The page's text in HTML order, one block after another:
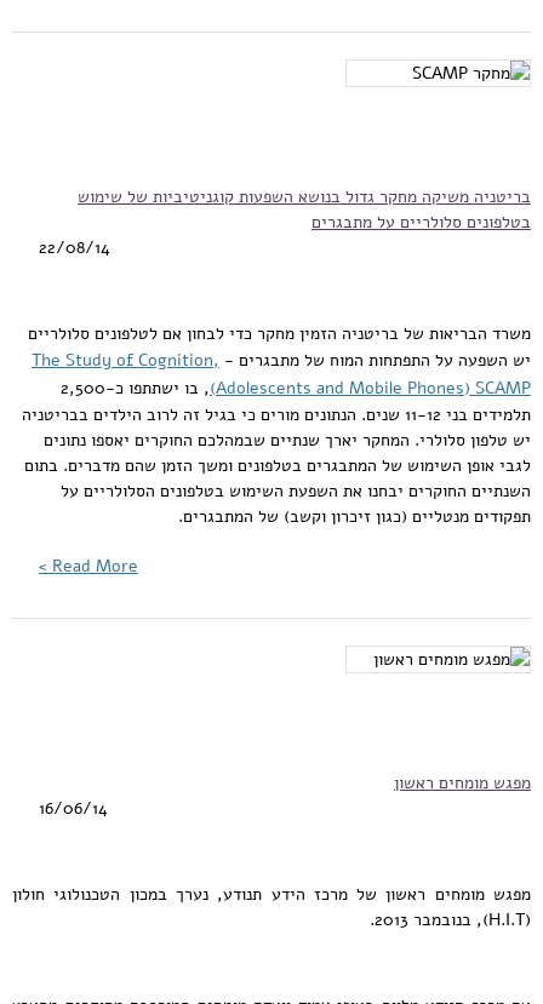
בריטניה משיקה מחקר גדול בנושא השפעות קוגניטיביות של שימוש
בטלפונים סלולריים על מתבגרים
22/08/14
משרד הבריאות של בריטניה הזמין מחקר כדי לבחון אם לטלפונים סלולריים
יש השפעה על התפתחות המוח של מתבגרים - The Study of Cognition,
Adolescents and Mobile Phones) SCAMP)
, בו ישתתפו כ-2,500
תלמידים בני 11-12 שנים. הנתונים מורים כי בגיל זה לרוב הילדים בבריטניה
יש טלפון סלולרי. המחקר יארך שנתיים שבמהלכם החוקרים יאספו נתונים
לגבי אופן השימוש של המתבגרים בטלפונים ומשך הזמן שהם מדברים. בתום
השנתיים החוקרים יבחנו את השפעת השימוש בטלפונים הסלולריים על
תפקודים מנטליים (כגון זיכרון וקשב) של המתבגרים.
Read More >
מפגש מומחים ראשון
16/06/14
מפגש מומחים ראשון של מרכז הידע תנודע, נערך במכון הטכנולוגי חולון
(H.I.T), בנובמבר 2013.